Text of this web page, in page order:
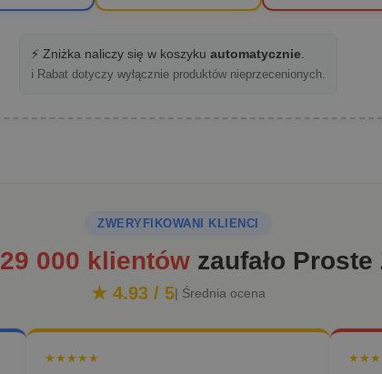
⚡ Zniżka naliczy się w koszyku automatycznie
ℹ️ Rabat dotyczy wyłącznie produktów nieprzecenionych.
ZWERYFIKOWANI KLIENCI
29 000 klientów zaufało
★ 4.93 / 5| Średnia ocena
★★★★★